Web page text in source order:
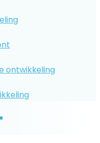
ontwikkeling